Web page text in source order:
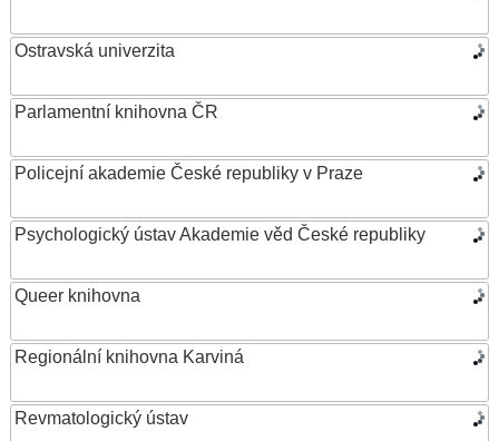
Ostravská univerzita
Parlamentní knihovna ČR
Policejní akademie České republiky v Praze
Psychologický ústav Akademie věd České republiky
Queer knihovna
Regionální knihovna Karviná
Revmatologický ústav